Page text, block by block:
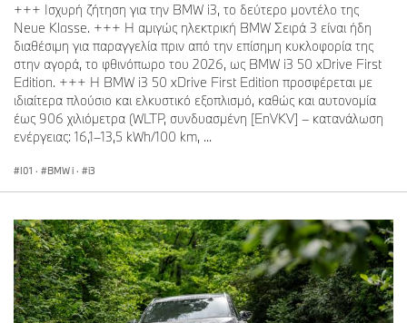
+++ Ισχυρή ζήτηση για την BMW i3, το δεύτερο μοντέλο της
Neue Klasse. +++ Η αμιγώς ηλεκτρική BMW Σειρά 3 είναι ήδη
διαθέσιμη για παραγγελία πριν από την επίσημη κυκλοφορία της
στην αγορά, το φθινόπωρο του 2026, ως BMW i3 50 xDrive First
Edition. +++ Η BMW i3 50 xDrive First Edition προσφέρεται με
ιδιαίτερα πλούσιο και ελκυστικό εξοπλισμό, καθώς και αυτονομία
έως 906 χιλιόμετρα (WLTP, συνδυασμένη [EnVKV] – κατανάλωση
ενέργειας: 16,1–13,5 kWh/100 km, ...
I01 · BMW i · i3